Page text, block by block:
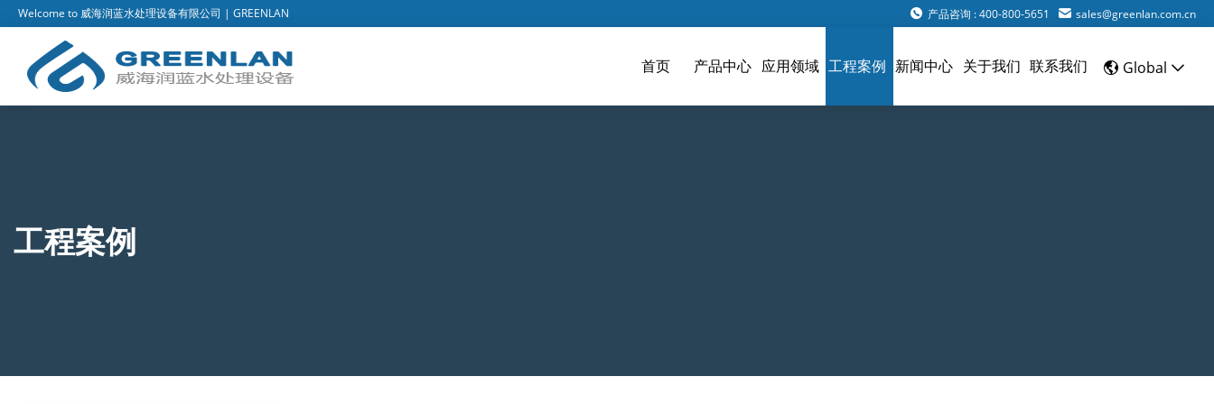
Welcome to 威海润蓝水处理设备有限公司 | GREENLAN 产品咨询 : 400-800-5651 sales@greenlan.com.cn
首页 产品中心 应用领域 工程案例 新闻中心 关于我们 联系我们 Global
工程案例